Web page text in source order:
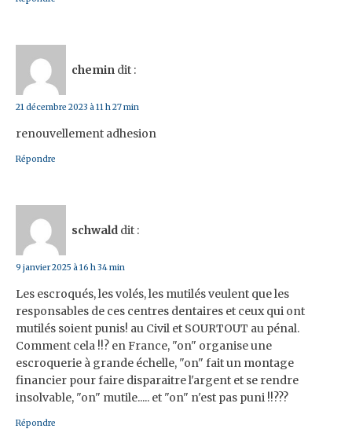
chemin dit :
21 décembre 2023 à 11 h 27 min
renouvellement adhesion
Répondre
schwald dit :
9 janvier 2025 à 16 h 34 min
Les escroqués, les volés, les mutilés veulent que les
responsables de ces centres dentaires et ceux qui ont
mutilés soient punis! au Civil et SOURTOUT au pénal.
Comment cela !!? en France, "on" organise une
escroquerie à grande échelle, "on" fait un montage
financier pour faire disparaitre l'argent et se rendre
insolvable, "on" mutile..... et "on" n'est pas puni !!???
Répondre